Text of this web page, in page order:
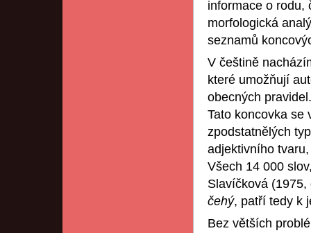
informace o rodu,
morfologická
seznamů
V češtině
které umožňují
obecných
Tato koncovka se
zpodstatnělých
adjektivního
Všech 14 000
Slavíčková (1975,
čehý, patří tedy k
Bez větších